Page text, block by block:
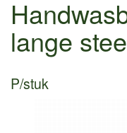
lange
P/stuk